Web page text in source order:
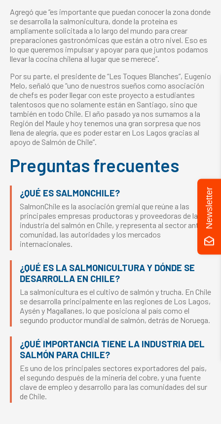
Agregó que “es importante que puedan conocer la zona donde
se desarrolla la salmonicultura, donde la proteína es
ampliamente solicitada a lo largo del mundo para crear
preparaciones gastronómicas que están a otro nivel. Eso es
lo que queremos impulsar y apoyar para que juntos podamos
llevar la cocina chilena al lugar que se merece”.
Por su parte, el presidente de “Les Toques Blanches”, Eugenio
Melo, señaló que “uno de nuestros sueños como asociación
de chefs es poder llegar con este proyecto a estudiantes
talentosos que no solamente están en Santiago, sino que
también en todo Chile. El año pasado ya nos sumamos a la
Región del Maule y hoy tenemos una gran sorpresa que nos
llena de alegría, que es poder estar en Los Lagos gracias al
apoyo de Salmón de Chile”.
Preguntas frecuentes
¿QUÉ ES SALMONCHILE?
SalmonChile es la asociación gremial que reúne a las
principales empresas productoras y proveedoras de la
industria del salmón en Chile, y representa al sector ante la
comunidad, las autoridades y los mercados
internacionales.
¿QUÉ ES LA SALMONICULTURA Y DÓNDE SE
DESARROLLA EN CHILE?
La salmonicultura es el cultivo de salmón y trucha. En Chile
se desarrolla principalmente en las regiones de Los Lagos,
Aysén y Magallanes, lo que posiciona al país como el
segundo productor mundial de salmón, detrás de Noruega.
¿QUÉ IMPORTANCIA TIENE LA INDUSTRIA DEL
SALMÓN PARA CHILE?
Es uno de los principales sectores exportadores del país,
el segundo después de la minería del cobre, y una fuente
clave de empleo y desarrollo para las comunidades del sur
de Chile.
Newsletter